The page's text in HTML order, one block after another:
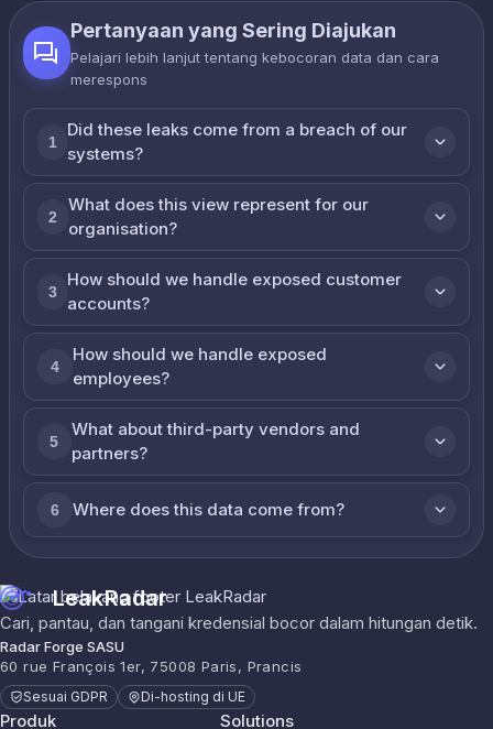
Pertanyaan yang Sering Diajukan
Pelajari lebih lanjut tentang kebocoran data dan cara
merespons
1
Did these leaks come from a breach of our
systems?
2
What does this view represent for our
organisation?
3
How should we handle exposed customer
accounts?
4
How should we handle exposed
employees?
5
What about third-party vendors and
partners?
6 Where does this data come from?
LeakRadar
Cari, pantau, dan tangani kredensial bocor dalam hitungan detik.
Radar Forge SASU
60 rue François 1er, 75008 Paris, Prancis
Sesuai GDPR Di-hosting di UE
Produk Solutions